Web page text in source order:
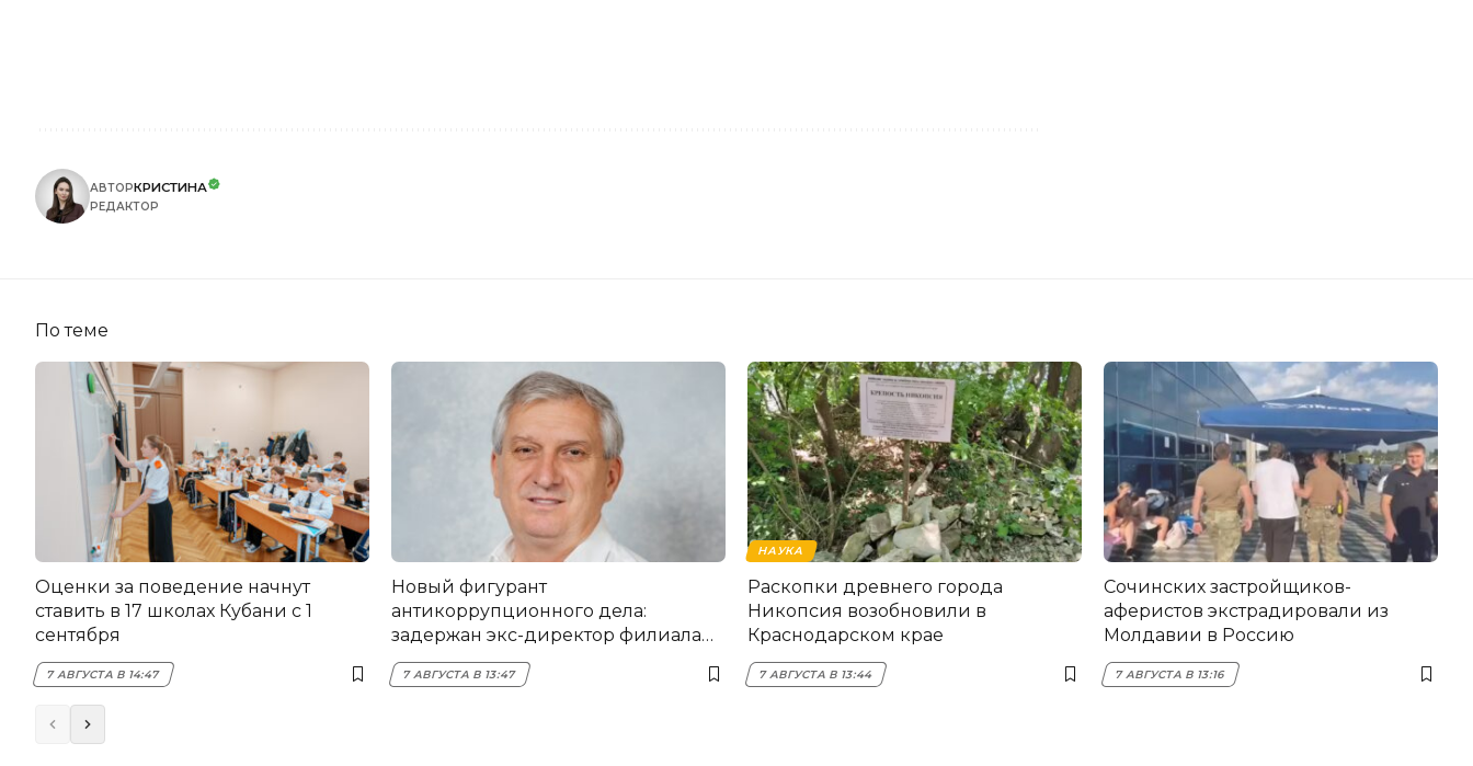
АВТОРКРИСТИНА
РЕДАКТОР
По теме
Оценки за поведение начнут
ставить в 17 школах Кубани с 1
сентября
7 АВГУСТА В 14:47
Новый фигурант
антикоррупционного дела:
задержан экс-директор филиала
НЭСК Крымска
7 АВГУСТА В 13:47
НАУКА
Раскопки древнего города
Никопсия возобновили в
Краснодарском крае
7 АВГУСТА В 13:44
Сочинских застройщиков-
аферистов экстрадировали из
Молдавии в Россию
7 АВГУСТА В 13:16